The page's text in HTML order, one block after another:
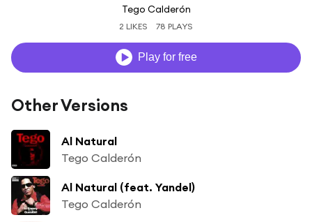
Tego Calderón
2 LIKES 78 PLAYS
Play for free
Other Versions
Al Natural
Tego Calderón
Al Natural (feat. Yandel)
Tego Calderón